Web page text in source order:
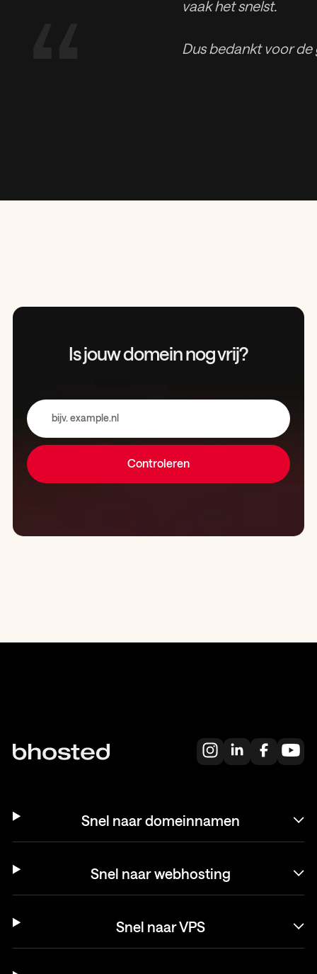
vaak het snelst.
Dus bedankt voor
Is jouw domeinnog vrij?
Snel naar domeinnamen
Snel naar webhosting
Snel naar VPS